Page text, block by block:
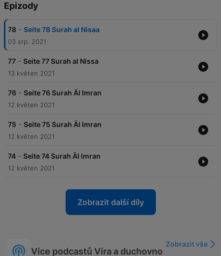
Epizody
78 - Seite 78 Surah al Nisaa
03 srp. 2021
77 - Seite 77 Surah al Nissa
13 květen 2021
76 - Seite 76 Surah Āl Imran
12 květen 2021
75 - Seite 75 Surah Āl Imran
12 květen 2021
74 - Seite 74 Surah Āl Imran
12 květen 2021
Zobrazit další díly
Více podcastů Víra a duchovno
Zobrazit vše